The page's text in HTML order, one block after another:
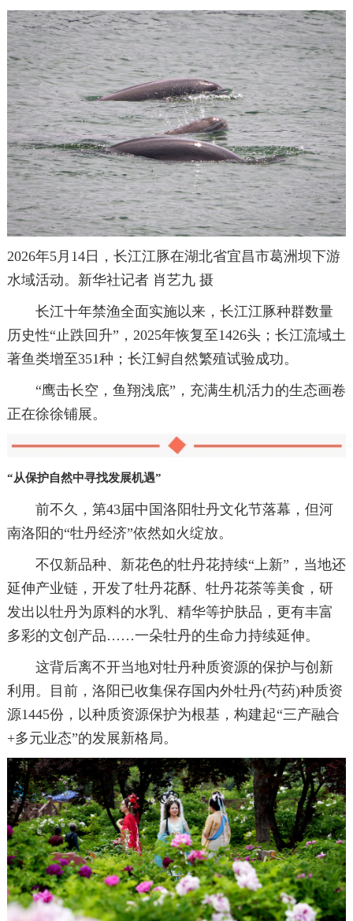
2026年5月14日，长江江豚在湖北省宜昌市葛洲坝下游
水域活动。新华社记者 肖艺九 摄
长江十年禁渔全面实施以来，长江江豚种群数量
历史性“止跌回升”，2025年恢复至1426头；长江流域土
著鱼类增至351种；长江鲟自然繁殖试验成功。
“鹰击长空，鱼翔浅底”，充满生机活力的生态画卷
正在徐徐铺展。
“从保护自然中寻找发展机遇”
前不久，第43届中国洛阳牡丹文化节落幕，但河
南洛阳的“牡丹经济”依然如火绽放。
不仅新品种、新花色的牡丹花持续“上新”，当地还
延伸产业链，开发了牡丹花酥、牡丹花茶等美食，研
发出以牡丹为原料的水乳、精华等护肤品，更有丰富
多彩的文创产品……一朵牡丹的生命力持续延伸。
这背后离不开当地对牡丹种质资源的保护与创新
利用。目前，洛阳已收集保存国内外牡丹(芍药)种质资
源1445份，以种质资源保护为根基，构建起“三产融合
+多元业态”的发展新格局。